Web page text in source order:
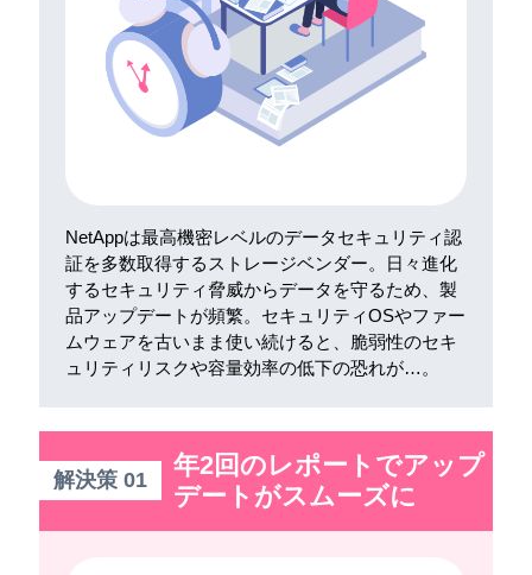
NetAppは最高機密レベルのデータセキュリティ認
証を多数取得するストレージベンダー。日々進化
するセキュリティ脅威からデータを守るため、製
品アップデートが頻繁。セキュリティOSやファー
ムウェアを古いまま使い続けると、脆弱性のセキ
ュリティリスクや容量効率の低下の恐れが…。
解決策 01
年2回のレポートでアップ
デートがスムーズに